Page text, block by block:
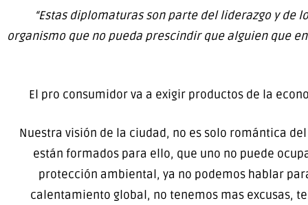
“Estas diplomaturas son parte del liderazgo y de
organismo que no pueda prescindir que alguien que
El pro consumidor va a exigir productos de la
Nuestra visión de la ciudad, no es solo romántica
están formados para ello, que uno no puede
protección ambiental, ya no podemos hablar
calentamiento global, no tenemos mas excusas,